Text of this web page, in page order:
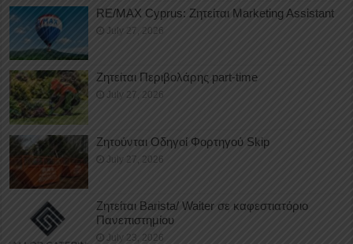
RE/MAX Cyprus: Ζητείται Marketing Assistant
July 27, 2026
Ζητείται Περιβολάρης part-time
July 27, 2026
Ζητούνται Οδηγοί Φορτηγού Skip
July 27, 2026
Ζητείται Barista/ Waiter σε καφεστιατόριο
Πανεπιστημίου
July 23, 2026